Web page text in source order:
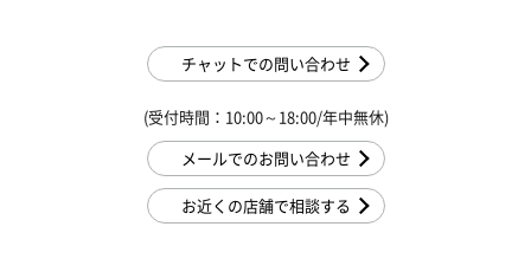
チャットでの問い合わせ
(受付時間：10:00～18:00/年中無休)
メールでのお問い合わせ
お近くの店舗で相談する